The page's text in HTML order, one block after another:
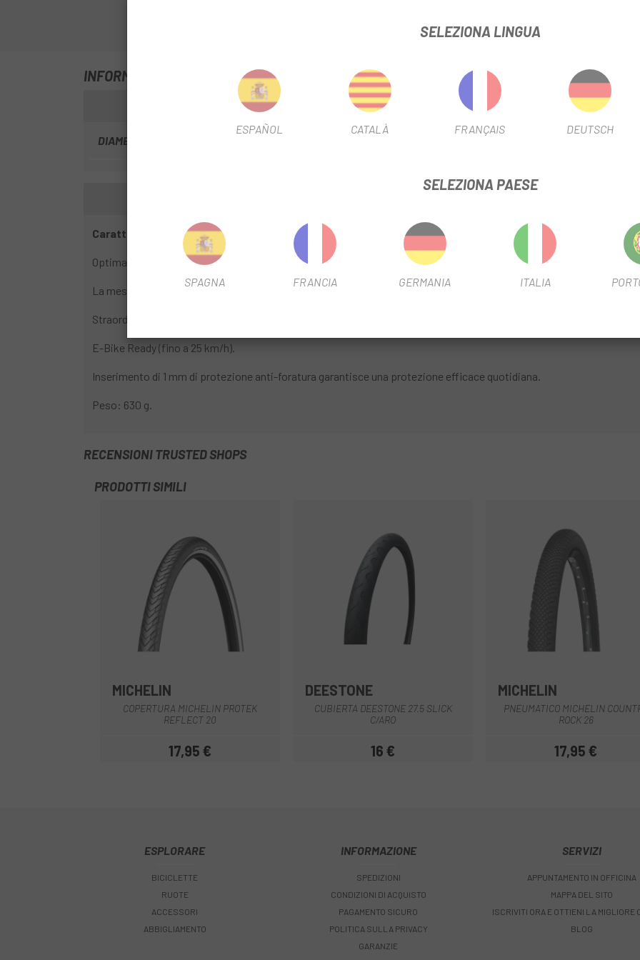
INFORMAZIONI SU CUBIERTA MICHELIN PROTEK 700X35C
SCHEDA PRODOTTO
DIAMETRO DEL FILTRO
Caratteristiche:
Optima resistenza al rotolamento.
La mescola di gomma offre un'eccellente aderenza.
Straordinaria aderenza su bagnato e su terreni scivolosi.
E-Bike Ready (fino a 25 km/h).
Inserimento di 1 mm di protezione anti-foratura garantisce una protezione efficace quotidiana.
Peso: 630 g.
RECENSIONI TRUSTED SHOPS
PRODOTTI SIMILI
MICHELIN
COPERTURA MICHELIN PROTEK
REFLECT 20
Prezzo
17,95 €
DEESTONE
CUBIERTA DEESTONE 27.5 SLICK
C/ARO
Prezzo
16 €
MICHELIN
PNEUMATICO MICHELIN
ROCK 26
Prezzo
17,95 €
ESPLORARE
BICICLETTE
RUOTE
ACCESSORI
ABBIGLIAMENTO
INFORMAZIONE
SPEDIZIONI
CONDIZIONI DI ACQUISTO
PAGAMENTO SICURO
POLITICA SULLA PRIVACY
GARANZIE
SERVIZI
APPUNTAMENTO IN OFFICINA
MAPPA DEL SITO
ISCRIVITI ORA E OTTIENI LA MIGLIORE
BLOG
SELEZIONA LINGUA
ESPAÑOL CATALÀ FRANÇAIS DEUTSCH
SELEZIONA PAESE
SPAGNA FRANCIA GERMANIA ITALIA